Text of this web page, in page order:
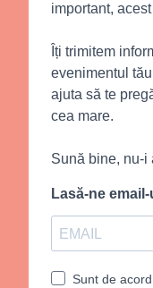
important,
Îți trimitem
evenimentul
ajuta să te
cea mare.
Sună bine, nu-i
Lasă-ne
Sunt de